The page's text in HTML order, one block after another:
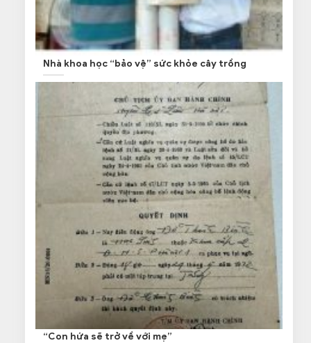
Nhà khoa học “bảo vệ” sức khỏe cây trồng
“Con hứa sẽ trở về với mẹ”